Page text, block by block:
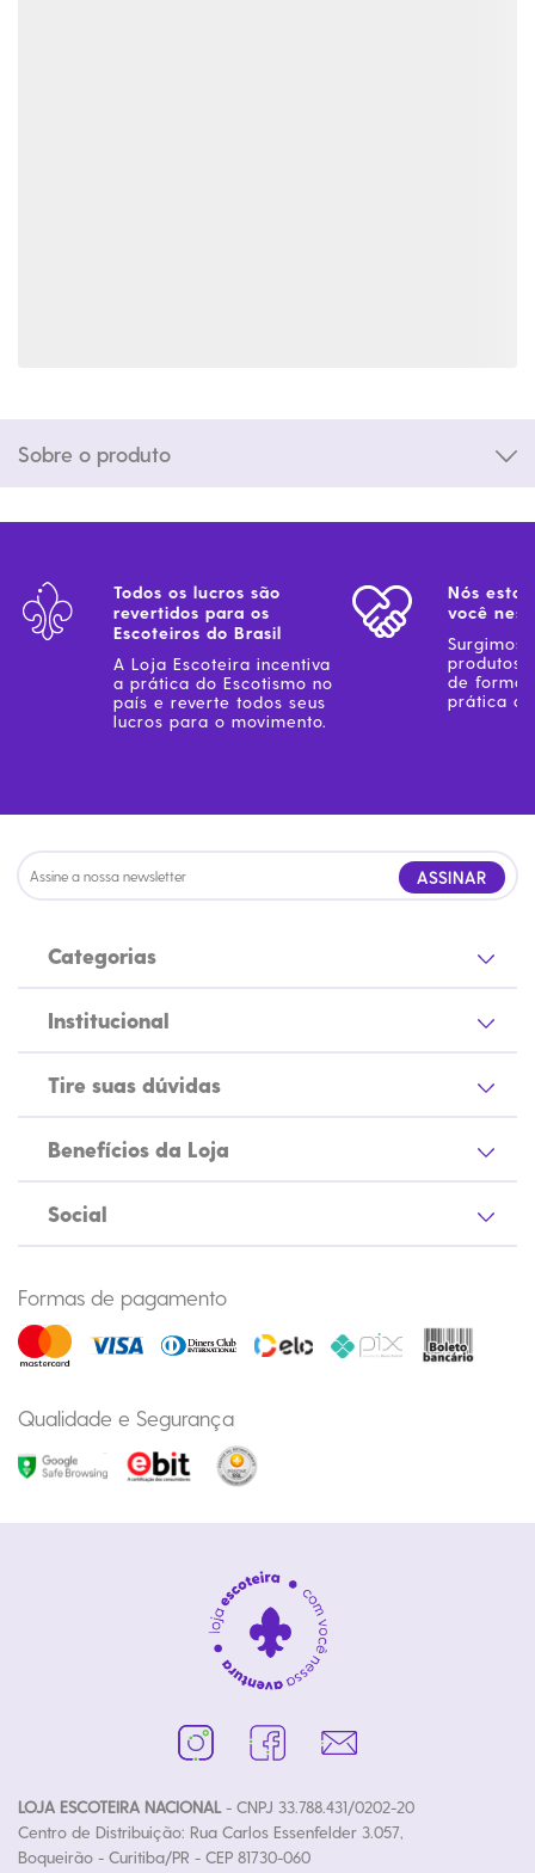
Sobre o produto
Todos os lucros são
revertidos para os
Escoteiros do Brasil
A Loja Escoteira incentiva
a prática do Escotismo no
país e reverte todos seus
lucros para o movimento.
Nós
você
Surgimos
produtos
de forma
prática
ASSINAR
Categorias
Institucional
Tire suas dúvidas
Benefícios da Loja
Social
Formas de pagamento
Qualidade e Segurança
LOJA ESCOTEIRA NACIONAL- CNPJ 33.788.431/0202-20
Centro de Distribuição: Rua Carlos Essenfelder 3.057,
Boqueirão - Curitiba/PR - CEP 81730-060